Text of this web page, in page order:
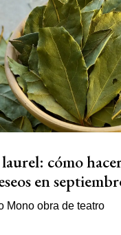
cómo
en